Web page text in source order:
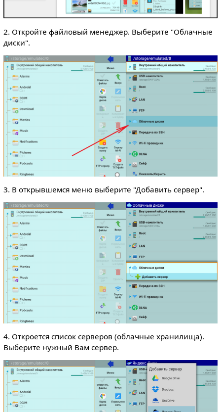
2. Откройте файловый менеджер. Выберите "Облачные
диски".
3. В открывшемся меню выберите "Добавить сервер".
4. Откроется список серверов (облачные хранилища).
Выберите нужный Вам сервер.